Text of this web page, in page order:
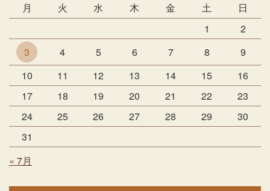
月
火 水 木 金 土
日
1
2
3
4 5 6 7 8
9
10
11 12 13 14 15
16
17
18 19 20 21 22
23
24
25 26 27 28 29
30
31
« 7月